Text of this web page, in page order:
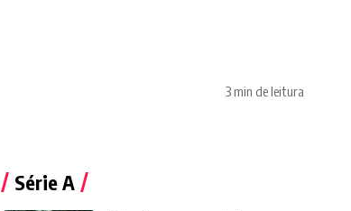
3 min de leitura
Série A